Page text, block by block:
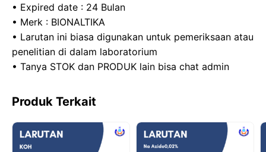
• Expired date : 24 Bulan
• Merk : BIONALTIKA
• Larutan ini biasa digunakan untuk pemeriksaan atau
penelitian di dalam laboratorium
• Tanya STOK dan PRODUK lain bisa chat admin
Produk Terkait